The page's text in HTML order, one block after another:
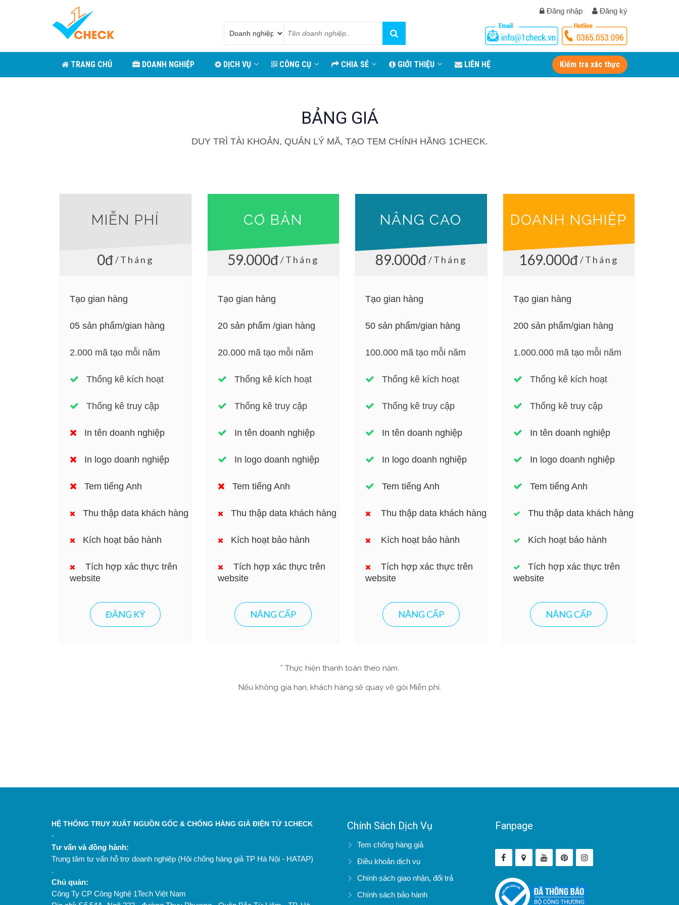
Đăng nhập Đăng ký
TRANG CHỦ DOANH NGHIỆP DỊCH VỤ CÔNG CỤ CHIA SẺ GIỚI THIỆU LIÊN HỆ Kiểm tra xác thực
BẢNG GIÁ
DUY TRÌ TÀI KHOẢN, QUẢN LÝ MÃ, TẠO TEM CHÍNH HÃNG 1CHECK.
MIỄN PHÍ
0đ/Tháng
Tạo gian hàng
05 sản phẩm/gian hàng
2.000 mã tạo mỗi năm
Thống kê kích hoạt
Thống kê truy cập
In tên doanh nghiệp
In logo doanh nghiệp
Tem tiếng Anh
Thu thập data khách hàng
Kích hoạt bảo hành
Tích hợp xác thực trên
website
ĐĂNG KÝ
CƠ BẢN
59.000đ/Tháng
Tạo gian hàng
20 sản phẩm /gian hàng
20.000 mã tạo mỗi năm
Thống kê kích hoạt
Thống kê truy cập
In tên doanh nghiệp
In logo doanh nghiệp
Tem tiếng Anh
Thu thập data khách hàng
Kích hoạt bảo hành
Tích hợp xác thực trên
website
NÂNG CẤP
NÂNG CAO
89.000đ/Tháng
Tạo gian hàng
50 sản phẩm/gian hàng
100.000 mã tạo mỗi năm
Thống kê kích hoạt
Thống kê truy cập
In tên doanh nghiệp
In logo doanh nghiệp
Tem tiếng Anh
Thu thập data khách hàng
Kích hoạt bảo hành
Tích hợp xác thực trên
website
NÂNG CẤP
DOANH NGHIỆP
169.000đ/Tháng
Tạo gian hàng
200 sản phẩm/gian hàng
1.000.000 mã tạo mỗi năm
Thống kê kích hoạt
Thống kê truy cập
In tên doanh nghiệp
In logo doanh nghiệp
Tem tiếng Anh
Thu thập data khách hàng
Kích hoạt bảo hành
Tích hợp xác thực trên
website
NÂNG CẤP
* Thực hiện thanh toán theo năm.
Nếu không gia hạn, khách hàng sẽ quay về gói Miễn phí.
HỆ THỐNG TRUY XUẤT NGUỒN GỐC & CHỐNG HÀNG GIẢ ĐIỆN TỬ 1CHECK
-
Tư vấn và đồng hành:
Trung tâm tư vấn hỗ trợ doanh nghiệp (Hội chống hàng giả TP Hà Nội - HATAP)
.
Chủ quản:
Công Ty CP Công Nghệ 1Tech Việt Nam
Chính Sách Dịch Vụ
Tem chống hàng giả
Điều khoản dịch vụ
Chính sách giao nhận, đổi trả
Chính sách bảo hành
Fanpage